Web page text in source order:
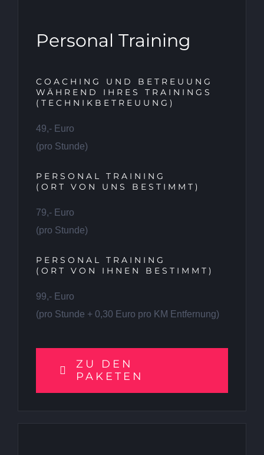
Personal Training
COACHING UND BETREUUNG
WÄHREND IHRES TRAININGS
(TECHNIKBETREUUNG)
49,- Euro
(pro Stunde)
PERSONAL TRAINING
(ORT VON UNS BESTIMMT)
79,- Euro
(pro Stunde)
PERSONAL TRAINING
(ORT VON IHNEN BESTIMMT)
99,- Euro
(pro Stunde + 0,30 Euro pro KM Entfernung)
ZU DEN
PAKETEN